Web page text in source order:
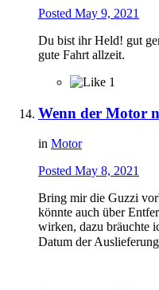
Posted May 9, 2021
Du bist ihr Held! gut
gute Fahrt allzeit.
1
Wenn der Motor
in Motor
Posted May 8, 2021
Bring mir die Guzzi
könnte auch über
wirken, dazu bräuchte
Datum der